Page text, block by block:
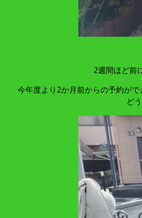
2週間ほど前
今年度より2か月前からの予約が
ど